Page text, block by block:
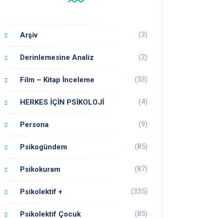
Arşiv (3)
Derinlemesine Analiz (2)
Film – Kitap İnceleme (53)
HERKES İÇİN PSİKOLOJİ (4)
Persona (9)
Psikogündem (85)
Psikokuram (87)
Psikolektif + (335)
Psikolektif Çocuk (85)